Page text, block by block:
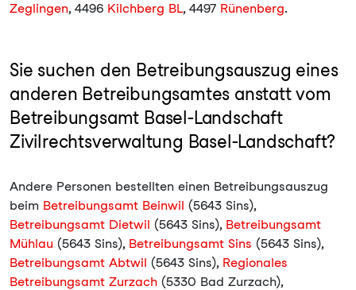
Zeglingen, 4496 Kilchberg BL, 4497 Rünenberg.
Sie suchen den Betreibungsauszug eines
anderen Betreibungsamtes anstatt vom
Betreibungsamt Basel-Landschaft
Zivilrechtsverwaltung Basel-Landschaft?
Andere Personen bestellten einen Betreibungsauszug
beim Betreibungsamt Beinwil (5643 Sins),
Betreibungsamt Dietwil (5643 Sins), Betreibungsamt
Mühlau (5643 Sins), Betreibungsamt Sins (5643 Sins),
Betreibungsamt Abtwil (5643 Sins), Regionales
Betreibungsamt Zurzach (5330 Bad Zurzach),